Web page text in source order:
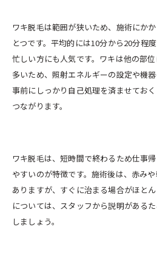
ワキ脱毛は範囲が狭いため、施術にか
とつです。平均的には10分から20分程
忙しい方にも人気です。ワキは他の部
多いため、照射エネルギーの設定や機器
事前にしっかり自己処理を済ませてお
つながります。
ワキ脱毛は、短時間で終わるため仕事
やすいのが特徴です。施術後は、赤み
ありますが、すぐに治まる場合がほと
については、スタッフから説明がある
しましょう。